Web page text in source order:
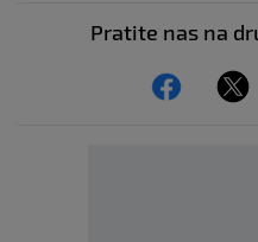
Pratite nas na